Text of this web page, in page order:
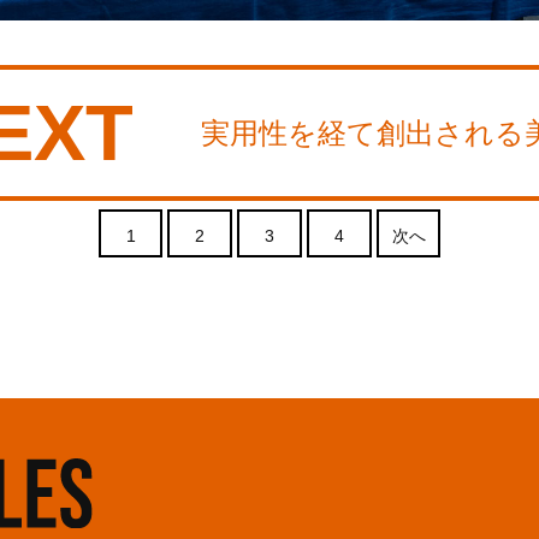
実用性を経て創出される
1 2 3 4 次へ